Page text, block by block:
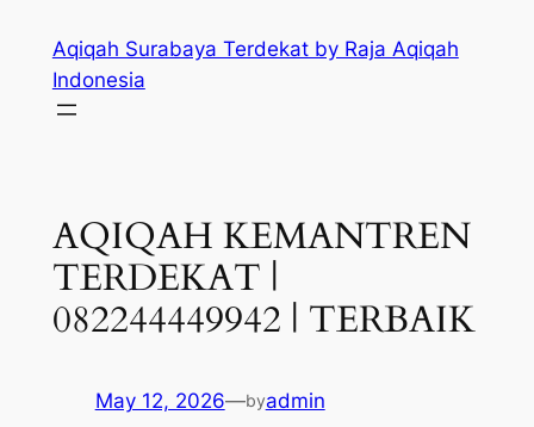
content
Aqiqah Surabaya Terdekat by Raja Aqiqah
Indonesia
AQIQAH KEMANTREN
TERDEKAT |
082244449942 | TERBAIK
May 12, 2026—byadmin